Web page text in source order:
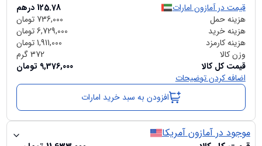
قیمت در آمازون امارات 125.78 درهم
هزینه حمل
736,000 تومان
هزینه خرید
6,729,000تومان
هزینه کارمزد
1,911,000تومان
وزن کالا
372گرم
قیمت کل کالا
9,376,000 تومان
اضافه کردن توضیحات
افزودن به سبد خرید امارات
موجود در آمازون آمریکا